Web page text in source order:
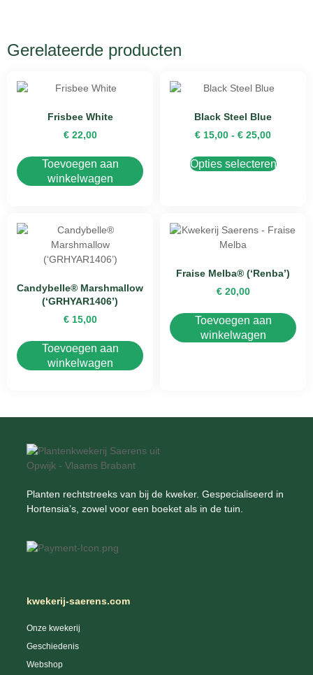
Gerelateerde producten
Frisbee White
€22,00
Toevoegen aan
winkelwagen
Black Steel Blue
€ 15,00 - € 25,00
Opties selecteren
Candybelle® Marshmallow
(‘GRHYAR1406’)
€15,00
Toevoegen aan
winkelwagen
Fraise Melba® (‘Renba’)
€20,00
Toevoegen aan
winkelwagen
Planten rechtstreeks van bij de kweker. Gespecialiseerd in
Hortensia’s, zowel voor een boeket als in de tuin.
kwekerij-saerens.com
Onze kwekerij
Geschiedenis
Webshop